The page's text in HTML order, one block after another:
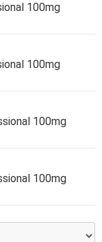
100mg
100mg
100mg
100mg